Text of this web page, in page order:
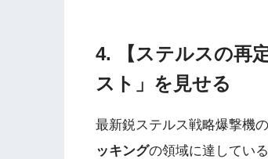
4. 【ステルスの再
スト」を見せる
最新鋭ステルス戦略爆撃機
ッキングの領域に達している